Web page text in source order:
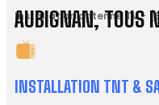
Installation antenne TV-
AUBIGNAN, TOUS
INSTALLATION TNT &